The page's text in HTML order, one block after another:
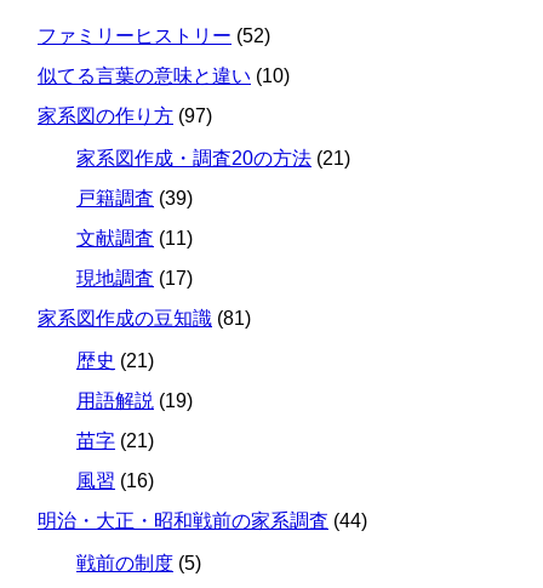
ファミリーヒストリー (52)
似てる言葉の意味と違い (10)
家系図の作り方 (97)
家系図作成・調査20の方法 (21)
戸籍調査 (39)
文献調査 (11)
現地調査 (17)
家系図作成の豆知識 (81)
歴史 (21)
用語解説 (19)
苗字 (21)
風習 (16)
明治・大正・昭和戦前の家系調査 (44)
戦前の制度 (5)